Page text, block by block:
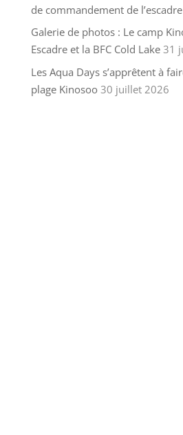
de commandement de l’escadre
Galerie de photos : Le camp
Escadre et la BFC Cold Lake 31
Les Aqua Days s’apprêtent à
plage Kinosoo 30 juillet 2026